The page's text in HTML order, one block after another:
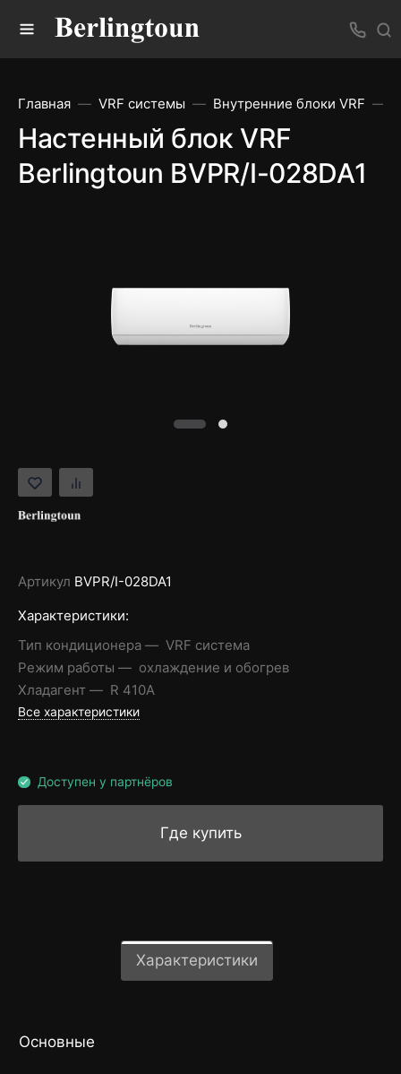
Главная VRF системы Внутренние блоки VRF
Настенный блок VRF
Berlingtoun BVPR/I-028DA1
Артикул BVPR/I-028DA1
Характеристики:
Тип кондиционера
VRF система
Режим работы
охлаждение и обогрев
Хладагент
R 410A
Все характеристики
Доступен у партнёров
Где купить
Характеристики
Основные